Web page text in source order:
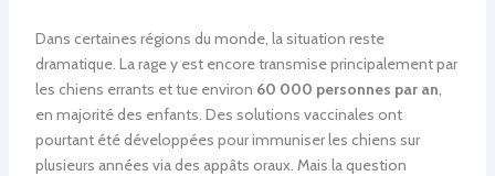
Dans certaines régions du monde, la situation reste
dramatique. La rage y est encore transmise principalement par
les chiens errants et tue environ 60 000 personnes par an,
en majorité des enfants. Des solutions vaccinales ont
pourtant été développées pour immuniser les chiens sur
plusieurs années via des appâts oraux. Mais la question